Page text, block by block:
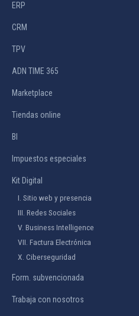
ERP
CRM
TPV
ADN TIME 365
Marketplace
Tiendas online
BI
Impuestos especiales
Kit Digital
I. Sitio web y presencia
III. Redes Sociales
V. Business Intelligence
VII. Factura Electrónica
X. Ciberseguridad
Form. subvencionada
Trabaja con nosotros